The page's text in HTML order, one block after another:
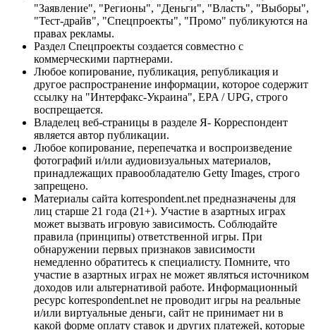
"Заявление", "Регионы", "Деньги", "Власть", "Выборы",
"Тест-драйв", "Спецпроекты", "Промо" публикуются на
правах рекламы.
Раздел Спецпроекты создается совместно с
коммерческими партнерами.
Любое копирование, публикация, републикация и
другое распространение информации, которое содержит
ссылку на "Интерфакс-Украина", EPA / UPG, строго
воспрещается.
Владелец веб-страницы в разделе Я- Корреспондент
является автор публикации.
Любое копирование, перепечатка и воспроизведение
фотографий и/или аудиовизуальных материалов,
принадлежащих правообладателю Getty Images, строго
запрещено.
Материалы сайта korrespondent.net предназначены для
лиц старше 21 года (21+). Участие в азартных играх
может вызвать игровую зависимость. Соблюдайте
правила (принципы) ответственной игры. При
обнаружении первых признаков зависимости
немедленно обратитесь к специалисту. Помните, что
участие в азартных играх не может являться источником
доходов или альтернативой работе. Информационный
ресурс korrespondent.net не проводит игры на реальные
и/или виртуальные деньги, сайт не принимает ни в
какой форме оплату ставок и других платежей, которые